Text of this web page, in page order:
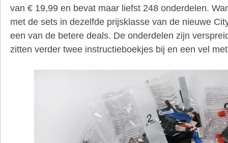
van € 19,99 en bevat maar liefst 248 onderdelen.
met de sets in dezelfde prijsklasse van de nieuwe
een van de betere deals. De onderdelen zijn
zitten verder twee instructieboekjes bij en een vel